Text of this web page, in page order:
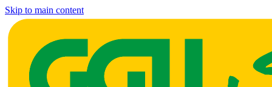
Skip to main content